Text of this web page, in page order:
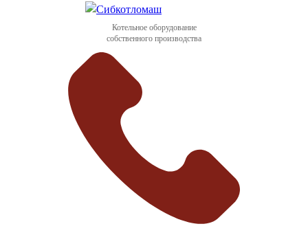
Котельное оборудование
собственного производства